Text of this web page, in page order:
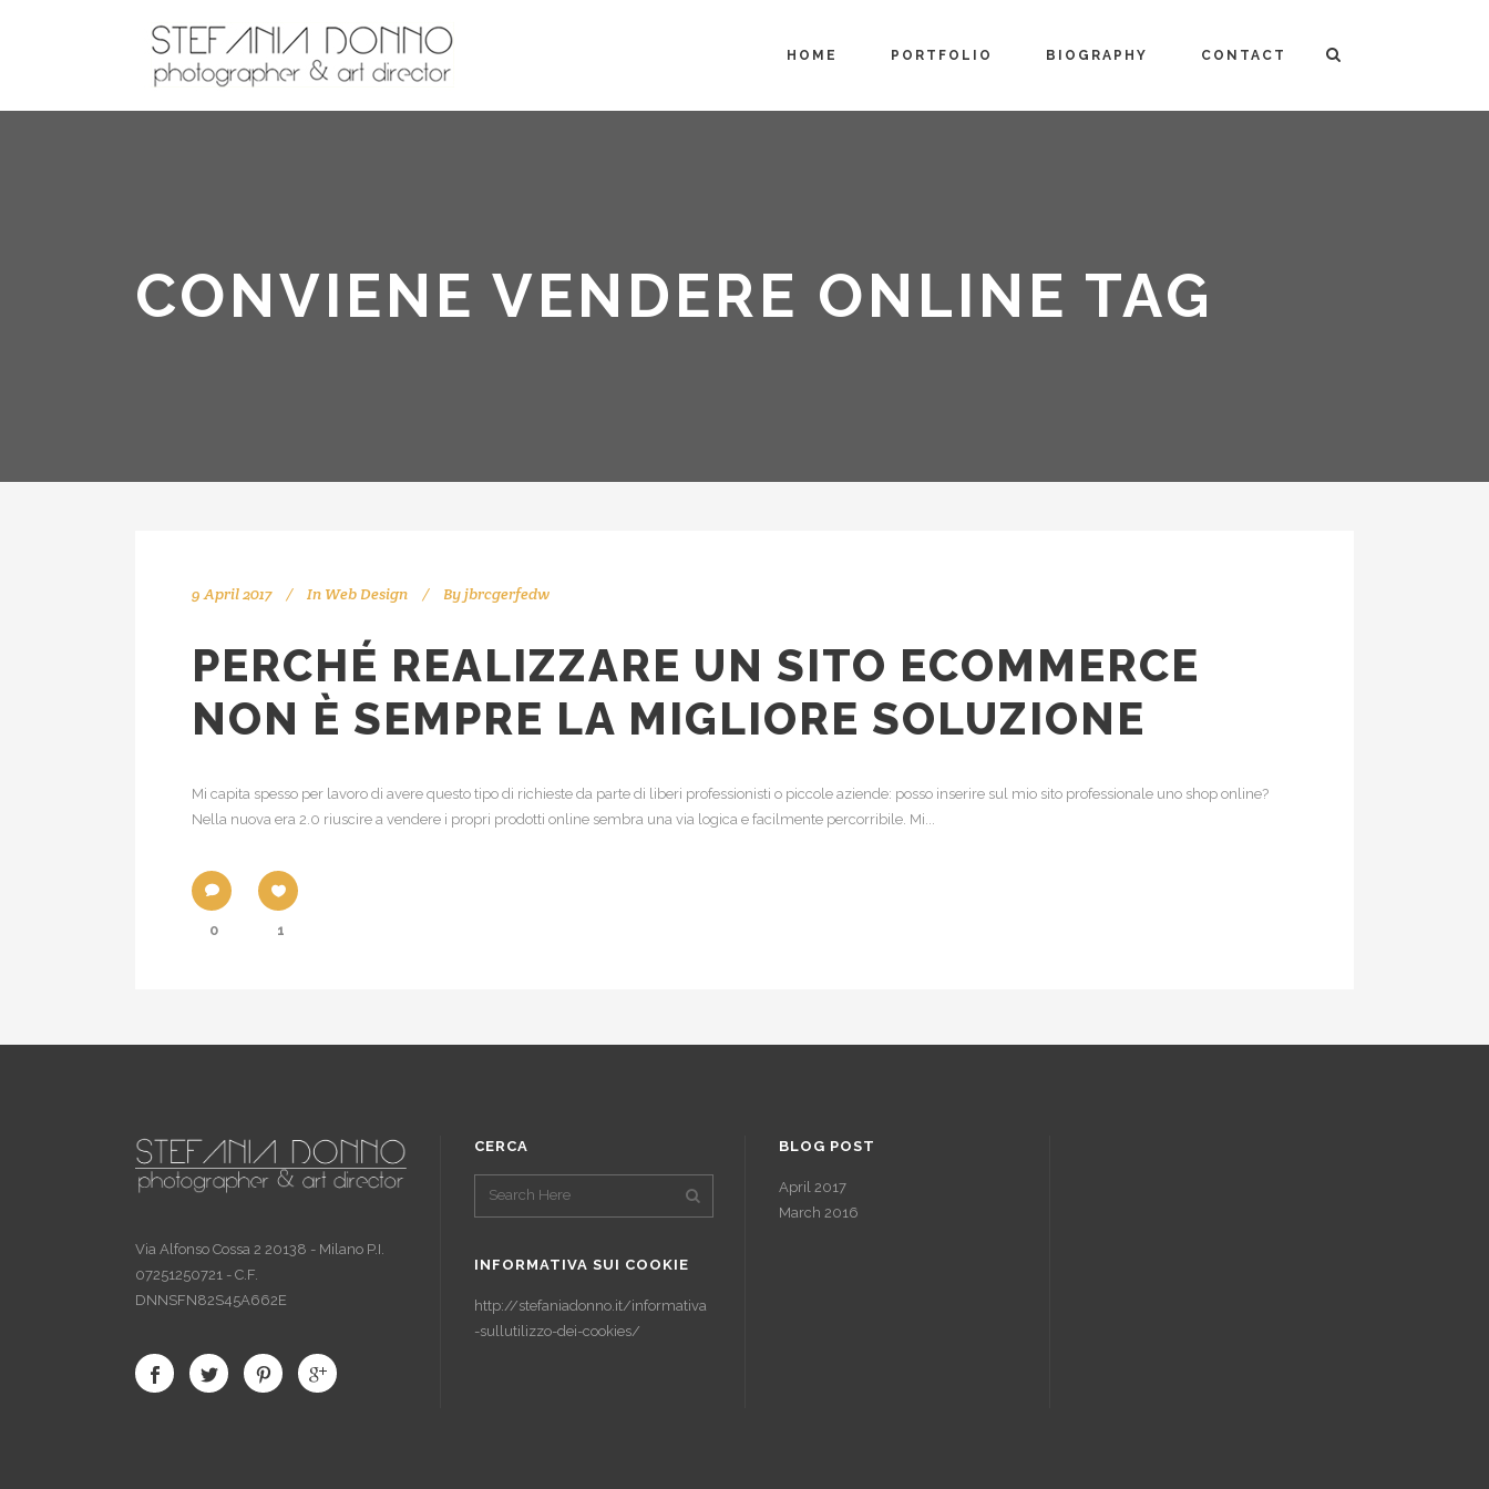
HOME PORTFOLIO BIOGRAPHY CONTACT
CONVIENE VENDERE ONLINE TAG
9 April 2017 In Web Design Byjbrcgerfedw
PERCHÉ REALIZZARE UN SITO ECOMMERCE
NON È SEMPRE LA MIGLIORE SOLUZIONE
Mi capita spesso per lavoro di avere questo tipo di richieste da parte di liberi professionisti o piccole aziende: posso inserire sul mio sito professionale uno shop online?
Nella nuova era 2.0 riuscire a vendere i propri prodotti online sembra una via logica e facilmente percorribile. Mi...
0 1
Via Alfonso Cossa 2 20138 - Milano P.I.
07251250721 - C.F.
DNNSFN82S45A662E
CERCA
INFORMATIVA SUI COOKIE
http://stefaniadonno.it/informativa
-sullutilizzo-dei-cookies/
BLOG POST
April 2017
March 2016